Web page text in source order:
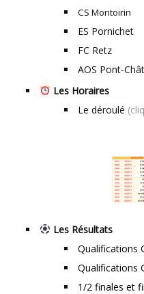
CS Montoirin
ES Pornichet
FC Retz
AOS Pont-
Les Horaires
Le déroulé
Les Résultats
Qualifications
Qualifications
1/2 finales et